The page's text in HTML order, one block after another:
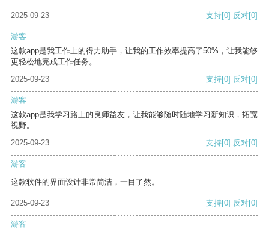
2025-09-23 支持[0] 反对[0]
游客
这款app是我工作上的得力助手，让我的工作效率提高了50%，让我能够
更轻松地完成工作任务。
2025-09-23
支持[0] 反对[0]
游客
这款app是我学习路上的良师益友，让我能够随时随地学习新知识，拓宽
视野。
2025-09-23
支持[0] 反对[0]
游客
这款软件的界面设计非常简洁，一目了然。
2025-09-23 支持[0] 反对[0]
游客